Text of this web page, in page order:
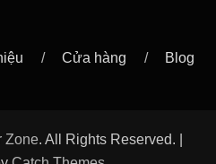
Cửa hàng Blog
Zone. All Rights Reserved. |